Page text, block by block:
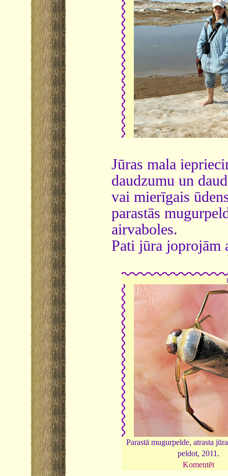
Jūras mala
daudzumu un
vai mierīgais
parastās
airvaboles.
Pati jūra joprojām
Parastā mugurpelde, atrasta
peldot, 2011.
Komentēt